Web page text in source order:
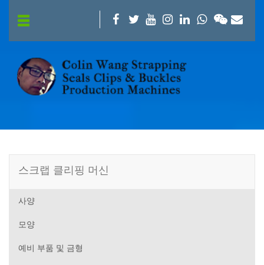
스크랩 클리핑 머신
사양
모양
예비 부품 및 금형